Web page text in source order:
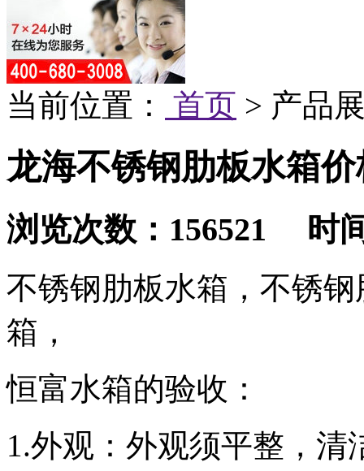
当前位置： 首页 > 产品
龙海不锈钢肋板水箱价
浏览次数：156521 时
不锈钢肋板水箱，不锈
箱，
恒富水箱的验收：
1.外观：外观须平整，